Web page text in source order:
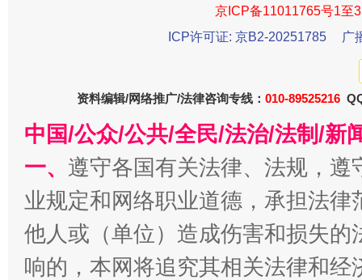
在谋一域中谋全局
今
京ICP备11011765号1至
ICP许可证: 京B2-20251785
广
资料编辑/网络推广/法律咨询专线： 010-89525216
中国/公众/公共/全民/法治/法制/新
一、 遵守各国有关法律、法规，
业规定和网络职业道德，承担法
他人或（单位）造成伤害和损失
响的，本网将追究其相关法律和